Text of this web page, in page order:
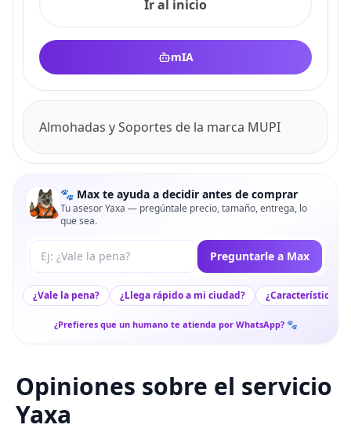
Ir al inicio
mIA
Almohadas y Soportes de la marca MUPI
🐾 Max te ayuda a decidir antes de comprar
Tu asesor Yaxa — pregúntale precio, tamaño, entrega, lo
que sea.
Tu pregunta a Max Preguntarle a Max
¿Vale la pena? ¿Llega rápido a mi ciudad? ¿Características
¿Prefieres que un humano te atienda por WhatsApp? 🐾
Opiniones sobre el servicio
Yaxa